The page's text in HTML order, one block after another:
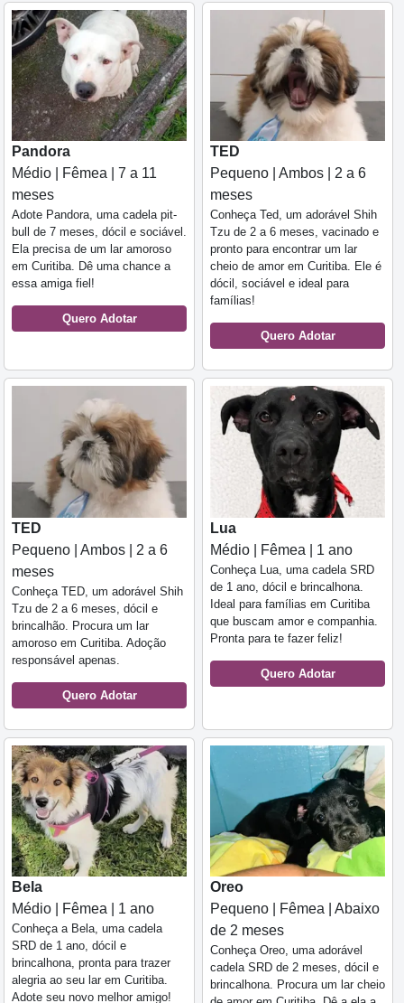
Pandora
Médio | Fêmea | 7 a 11
meses
Adote Pandora, uma cadela pit-
bull de 7 meses, dócil e sociável.
Ela precisa de um lar amoroso
em Curitiba. Dê uma chance a
essa amiga fiel!
Quero Adotar
TED
Pequeno | Ambos | 2 a 6
meses
Conheça Ted, um adorável Shih
Tzu de 2 a 6 meses, vacinado e
pronto para encontrar um lar
cheio de amor em Curitiba. Ele é
dócil, sociável e ideal para
famílias!
Quero Adotar
TED
Pequeno | Ambos | 2 a 6
meses
Conheça TED, um adorável Shih
Tzu de 2 a 6 meses, dócil e
brincalhão. Procura um lar
amoroso em Curitiba. Adoção
responsável apenas.
Quero Adotar
Lua
Médio | Fêmea | 1 ano
Conheça Lua, uma cadela SRD
de 1 ano, dócil e brincalhona.
Ideal para famílias em Curitiba
que buscam amor e companhia.
Pronta para te fazer feliz!
Quero Adotar
Bela
Médio | Fêmea | 1 ano
Conheça a Bela, uma cadela
SRD de 1 ano, dócil e
brincalhona, pronta para trazer
alegria ao seu lar em Curitiba.
Adote seu novo melhor amigo!
Oreo
Pequeno | Fêmea | Abaixo
de 2 meses
Conheça Oreo, uma adorável
cadela SRD de 2 meses, dócil e
brincalhona. Procura um lar cheio